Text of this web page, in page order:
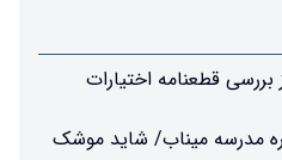
قطعنامه اختیارات
مدرسه میناب/ شاید موشک